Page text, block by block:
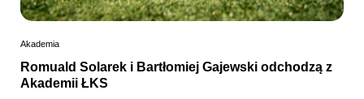
Akademia
Romuald Solarek i Bartłomiej Gajewski odchodzą z
Akademii ŁKS